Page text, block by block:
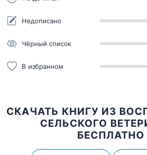
Недописано
Чёрный список
В избранном
СКАЧАТЬ КНИГУ ИЗ
СЕЛЬСКОГО
БЕСПЛАТНО